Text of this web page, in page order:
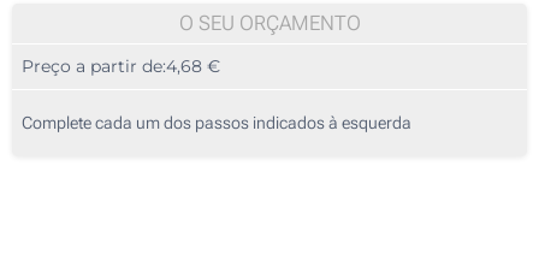
Gota de resina (Na tampa)
10
25
O SEU ORÇAMENTO
Preço a partir de:4,68 €
Complete cada um dos passos indicados à esquerda